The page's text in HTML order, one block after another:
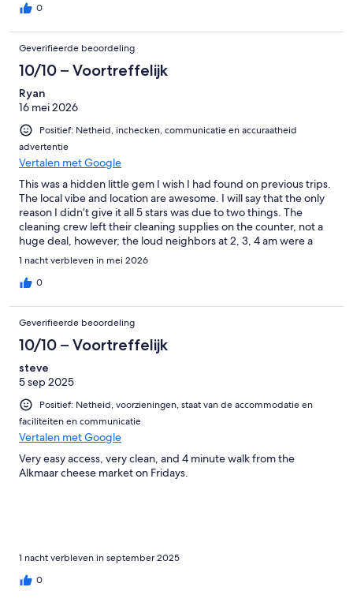
0
Geverifieerde beoordeling
10/10 – Voortreffelijk
Ryan
16 mei 2026
Positief: Netheid, inchecken, communicatie en accuraatheid
advertentie
Vertalen met Google
This was a hidden little gem I wish I had found on previous trips.
The local vibe and location are awesome. I will say that the only
reason I didn’t give it all 5 stars was due to two things. The
cleaning crew left their cleaning supplies on the counter, not a
huge deal, however, the loud neighbors at 2, 3, 4 am were a
little overboard.
1 nacht verbleven in mei 2026
0
Geverifieerde beoordeling
10/10 – Voortreffelijk
steve
5 sep 2025
Positief: Netheid, voorzieningen, staat van de accommodatie en
faciliteiten en communicatie
Vertalen met Google
Very easy access, very clean, and 4 minute walk from the
Alkmaar cheese market on Fridays.
1 nacht verbleven in september 2025
0